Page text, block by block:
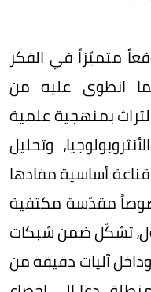
متميّزاً في الفكر
لما انطوى عليه من
بمنهجية علمية
وتحليل
أساسية مفادها
مقدّسة مكتفية
تشكّل ضمن شبكات
آليات دقيقة من